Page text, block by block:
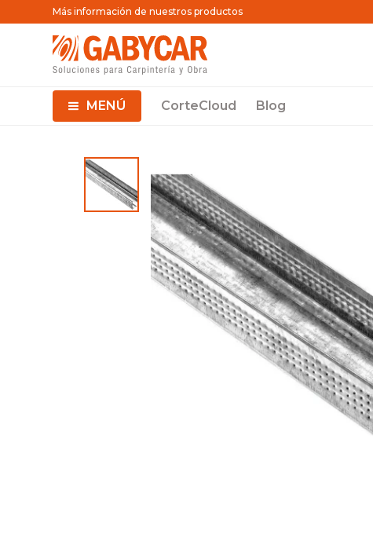
MENÚ CorteCloud Blog
Más información de nuestros productos